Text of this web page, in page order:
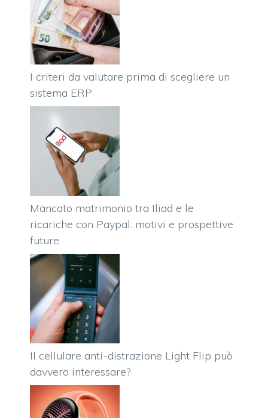
I criteri da valutare prima di scegliere un
sistema ERP
Mancato matrimonio tra Iliad e le
ricariche con Paypal: motivi e prospettive
future
Il cellulare anti-distrazione Light Flip può
davvero interessare?